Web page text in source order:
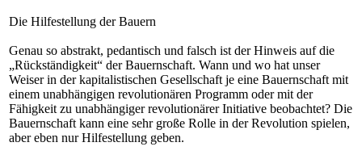
Die Hilfestellung der Bauern
Genau so abstrakt, pedantisch und falsch ist der Hinweis auf die
„Rückständigkeit“ der Bauernschaft. Wann und wo hat unser
Weiser in der kapitalistischen Gesellschaft je eine Bauernschaft mit
einem unabhängigen revolutionären Programm oder mit der
Fähigkeit zu unabhängiger revolutionärer Initiative beobachtet? Die
Bauernschaft kann eine sehr große Rolle in der Revolution spielen,
aber eben nur Hilfestellung geben.